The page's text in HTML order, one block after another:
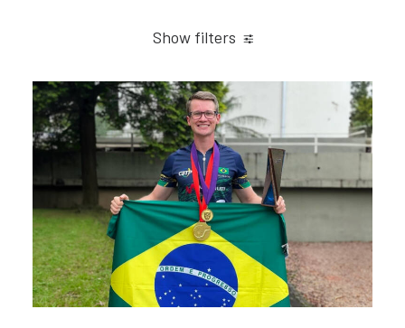
Show filters